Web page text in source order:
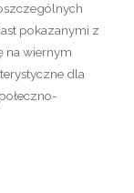
pokazanymi z
na wiernym
dla